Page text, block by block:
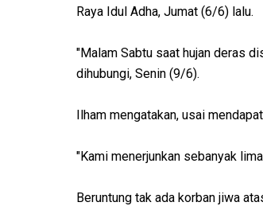
Raya Idul Adha, Jumat (6/6) lalu.
"Malam Sabtu saat hujan deras
dihubungi, Senin (9/6).
Ilham mengatakan, usai
"Kami menerjunkan sebanyak
Beruntung tak ada korban jiwa